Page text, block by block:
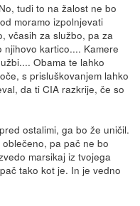
tudi to na žalost ne bo
moramo izpolnjevati
včasih za službo, pa za
kartico.... Kamere
Obama te lahko
s prisluškovanjem lahko
da ti CIA razkrije, če so
ostalimi, ga bo že uničil.
pa pač ne bo
marsikaj iz tvojega
tako kot je. In je vedno